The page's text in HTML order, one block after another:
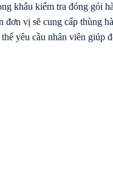
khâu kiểm tra đóng gói
đơn vị sẽ cung cấp thùng
yêu cầu nhân viên giúp